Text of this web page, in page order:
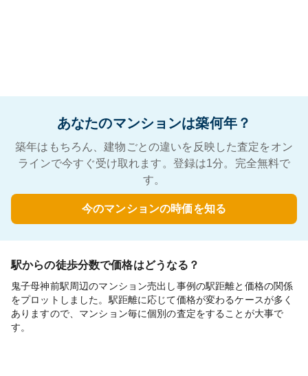
あなたのマンションは築何年？
築年はもちろん、建物ごとの違いを反映した査定をオン
ラインで今すぐ受け取れます。登録は1分。完全無料で
す。
今のマンションの時価を知る
駅からの徒歩分数で価格はどうなる？
鬼子母神前駅周辺のマンション売出し事例の駅距離と価格の関係
をプロットしました。駅距離に応じて価格が変わるケースが多く
ありますので、マンション毎に個別の査定をすることが大事で
す。